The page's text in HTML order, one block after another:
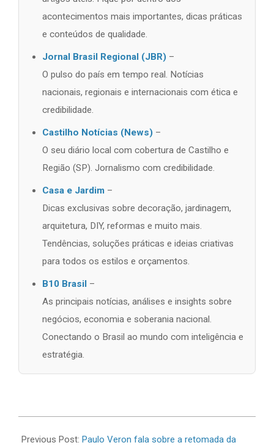
acontecimentos mais importantes, dicas práticas
e conteúdos de qualidade.
Jornal Brasil Regional (JBR) –
O pulso do país em tempo real. Notícias
nacionais, regionais e internacionais com ética e
credibilidade.
Castilho Notícias (News) –
O seu diário local com cobertura de Castilho e
Região (SP). Jornalismo com credibilidade.
Casa e Jardim –
Dicas exclusivas sobre decoração, jardinagem,
arquitetura, DIY, reformas e muito mais.
Tendências, soluções práticas e ideias criativas
para todos os estilos e orçamentos.
B10 Brasil –
As principais notícias, análises e insights sobre
negócios, economia e soberania nacional.
Conectando o Brasil ao mundo com inteligência e
estratégia.
06-
Previous Post: Paulo Veron fala sobre a retomada da